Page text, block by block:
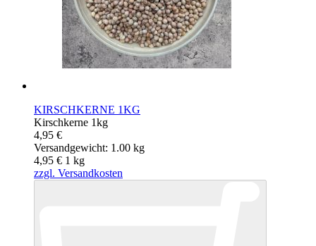
KIRSCHKERNE 1KG
Kirschkerne 1kg
4,95 €
Versandgewicht: 1.00 kg
4,95 € 1 kg
zzgl. Versandkosten